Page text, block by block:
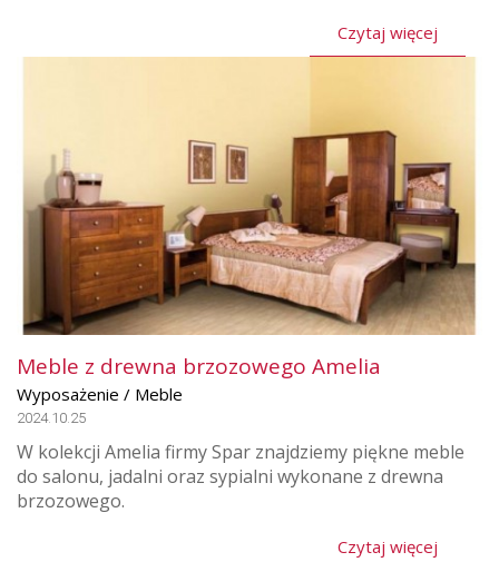
Czytaj więcej
Meble z drewna brzozowego Amelia
Wyposażenie / Meble
2024.10.25
W kolekcji Amelia firmy Spar znajdziemy piękne meble
do salonu, jadalni oraz sypialni wykonane z drewna
brzozowego.
Czytaj więcej